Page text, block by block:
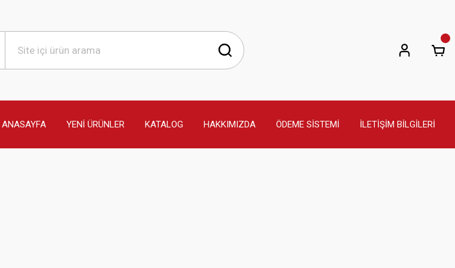
ANASAYFA YENİ ÜRÜNLER KATALOG HAKKIMIZDA ÖDEME SİSTEMİ İLETİŞİM BİLGİLERİ